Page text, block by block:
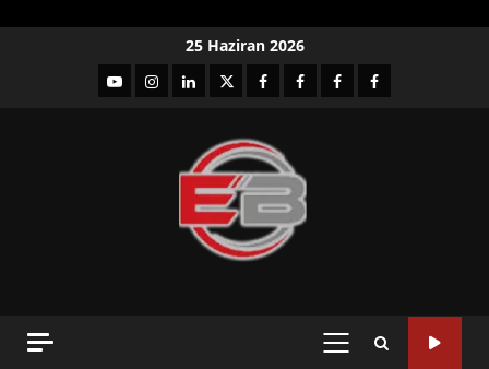
25 Haziran 2026
YouTubeInstagram
LinkedIntwitterfacebook-Facebook-
Facebook-Facebook-
PRIMARY